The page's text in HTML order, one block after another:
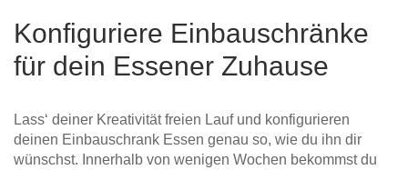
Konfiguriere Einbauschränke
für dein Essener Zuhause
Lass‘ deiner Kreativität freien Lauf und konfigurieren
deinen Einbauschrank Essen genau so, wie du ihn dir
wünschst. Innerhalb von wenigen Wochen bekommst du